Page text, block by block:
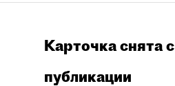
Карточка снята с
публикации